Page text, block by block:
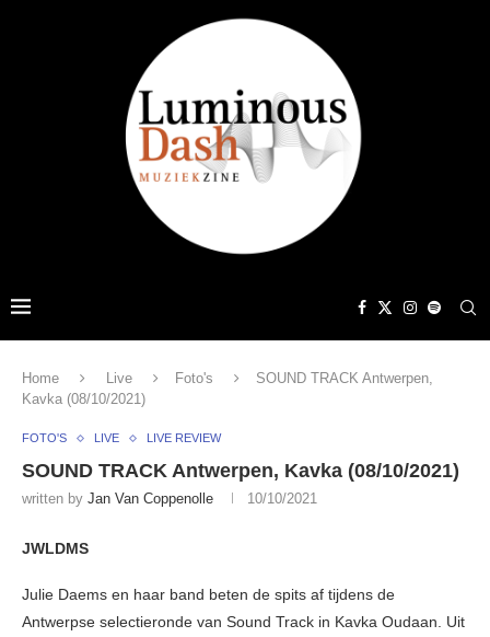
Home Live Foto's
SOUND TRACK Antwerpen,
Kavka (08/10/2021)
FOTO'S LIVE LIVE REVIEW
SOUND TRACK Antwerpen, Kavka (08/10/2021)
written by Jan Van Coppenolle 10/10/2021
JWLDMS
Julie Daems en haar band beten de spits af tijdens de
Antwerpse selectieronde van Sound Track in Kavka Oudaan. Uit